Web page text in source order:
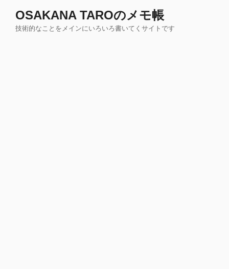
OSAKANA TAROのメモ帳
技術的なことをメインにいろいろ書いてくサイトです